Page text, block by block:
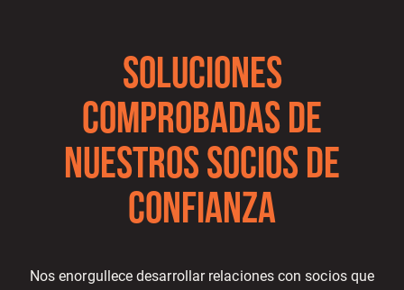
SOLUCIONES
COMPROBADAS DE
NUESTROS SOCIOS DE
CONFIANZA
Nos enorgullece desarrollar relaciones con socios que